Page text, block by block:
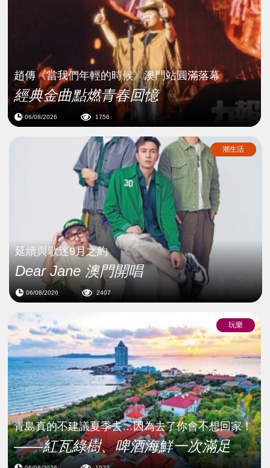
趙傳《當我們年輕的時候》澳門站圓滿落幕
經典金曲點燃青春回憶
06/08/2026 1756
潮生活
延續與歌迷9月之約
Dear Jane 澳門開唱
06/08/2026 2407
玩樂
青島真的不建議夏季去…因為去了你會不想回家！
——紅瓦綠樹、啤酒海鮮一次滿足